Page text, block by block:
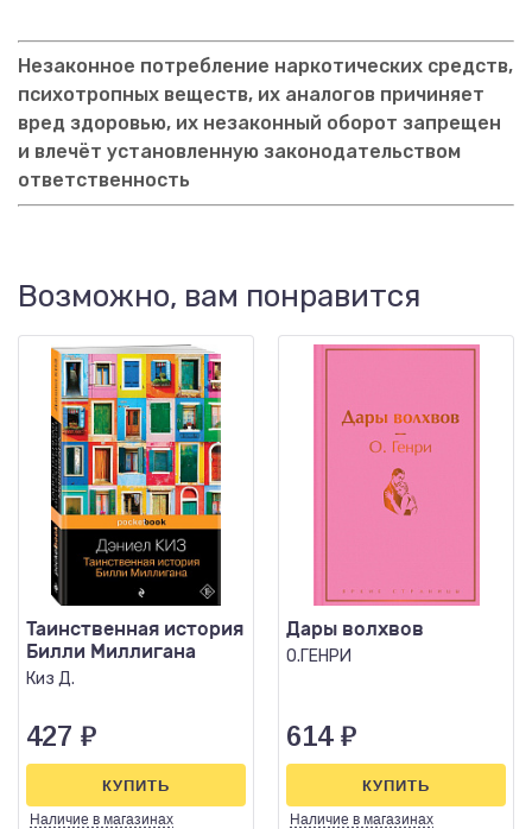
Незаконное потребление наркотических средств,
психотропных веществ, их аналогов причиняет
вред здоровью, их незаконный оборот запрещен
и влечёт установленную законодательством
ответственность
Возможно, вам понравится
Таинственная история
Билли Миллигана
Киз Д.
427 ₽
Наличие в магазинах
КУПИТЬ
Дары волхвов
О.ГЕНРИ
614 ₽
Наличие в магазинах
КУПИТЬ